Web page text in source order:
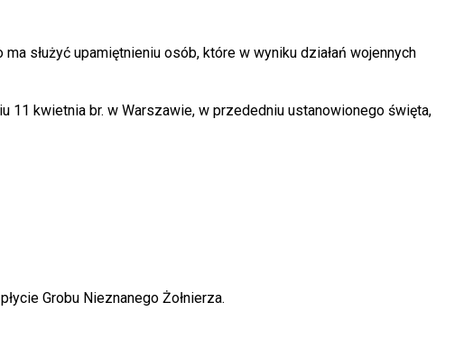
służyć upamiętnieniu osób, które w wyniku działań wojennych
11 kwietnia br. w Warszawie, w przededniu ustanowionego święta,
Grobu Nieznanego Żołnierza.